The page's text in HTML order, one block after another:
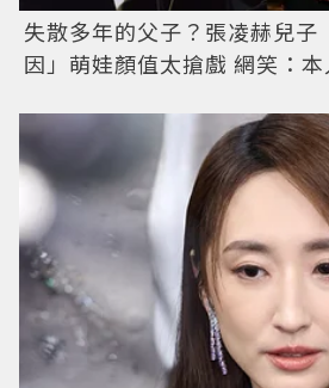
失散多年的父子？張凌赫兒子
因」萌娃顏值太搶戲 網笑：